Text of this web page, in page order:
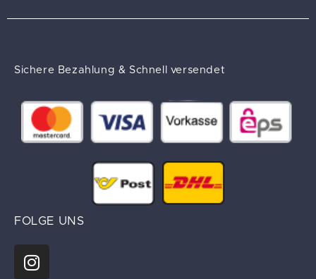
Sichere Bezahlung & Schnell versendet
FOLGE UNS